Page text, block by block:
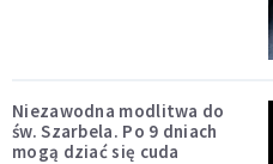
Niezawodna modlitwa do
św. Szarbela. Po 9 dniach
mogą dziać się cuda